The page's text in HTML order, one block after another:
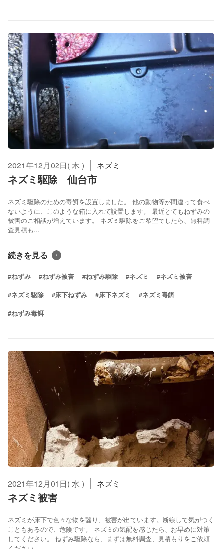
2021年12月02日( 木 ) ネズミ
ネズミ駆除 仙台市
ネズミ駆除のための毒餌を設置しました。 他の動物等が間違って食べ
ないように、このような箱に入れて設置します。 最近とてもねずみの
被害のご相談が増えています。 ネズミ駆除をご希望でしたら、無料調
査見積も...
続きを見る
#ねずみ #ねずみ被害 #ねずみ駆除 #ネズミ #ネズミ被害
#ネズミ駆除 #床下ねずみ #床下ネズミ #ネズミ毒餌
#ねずみ毒餌
2021年12月01日( 水 ) ネズミ
ネズミ被害
ネズミが床下で色々な物を齧り、被害が出ています。断線して気がつく
こともあるので、危険です。 ネズミの気配を感じたら、お早めに対策
してください。 ねずみ駆除なら、まずは無料調査、見積もりをご依頼